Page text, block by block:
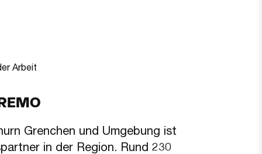
Grenchen und Umgebung ist
in der Region. Rund 230